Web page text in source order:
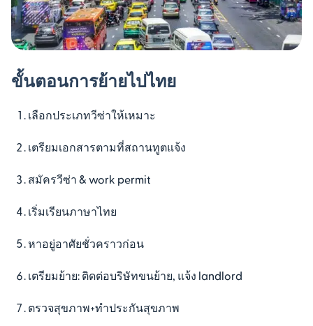
ขั้นตอนการย้ายไปไทย
เลือกประเภทวีซ่าให้เหมาะ
เตรียมเอกสารตามที่สถานทูตแจ้ง
สมัครวีซ่า & work permit
เริ่มเรียนภาษาไทย
หาอยู่อาศัยชั่วคราวก่อน
เตรียมย้าย: ติดต่อบริษัทขนย้าย, แจ้ง landlord
ตรวจสุขภาพ+ทำประกันสุขภาพ